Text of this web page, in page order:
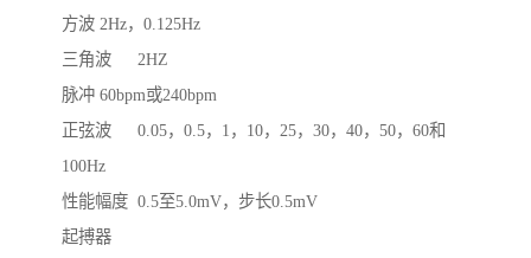
方波	2Hz，0.125Hz
三角波	2HZ
脉冲	60bpm或240bpm
正弦波	0.05，0.5，1，10，25，30，40，50，60和
100Hz
性能幅度	0.5至5.0mV，步长0.5mV
起搏器